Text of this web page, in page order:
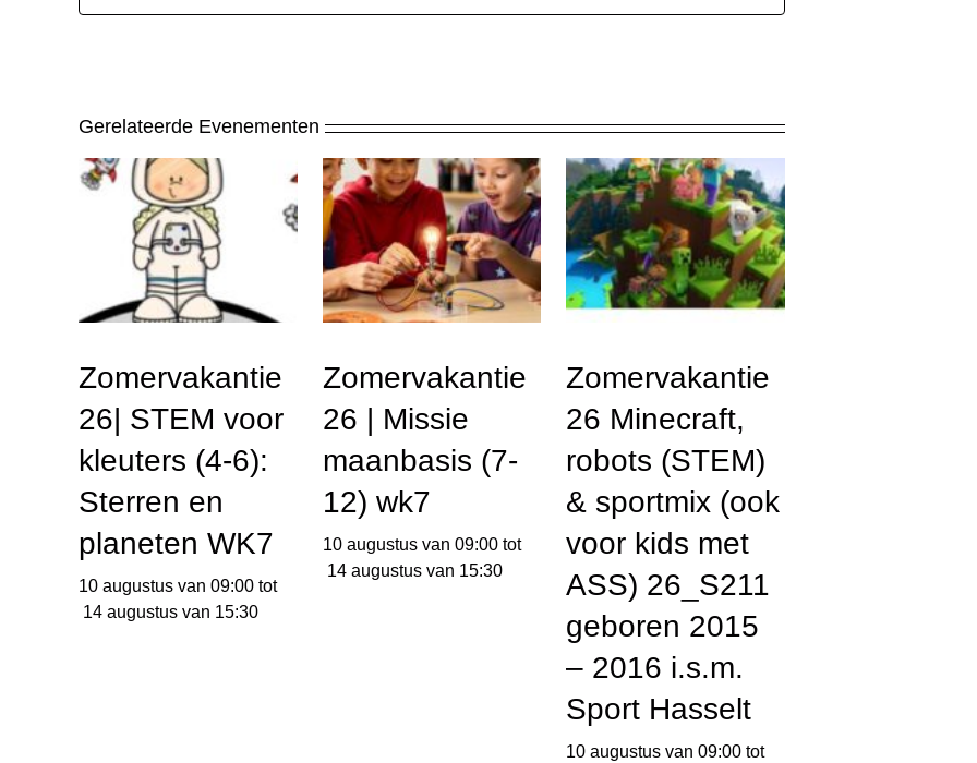
Gerelateerde Evenementen
Zomervakantie
26| STEM voor
kleuters (4-6):
Sterren en
planeten WK7
10 augustus van 09:00 tot
14 augustus van 15:30
Zomervakantie
26 | Missie
maanbasis (7-
12) wk7
10 augustus van 09:00 tot
14 augustus van 15:30
Zomervakantie
26 Minecraft,
robots (STEM)
& sportmix (ook
voor kids met
ASS) 26_S211
geboren 2015
– 2016 i.s.m.
Sport Hasselt
10 augustus van 09:00 tot